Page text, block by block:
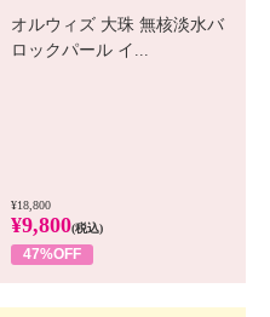
オルウィズ 大珠 無核淡水バ
ロックパール イ...
¥18,800
¥9,800(税込)
47%OFF